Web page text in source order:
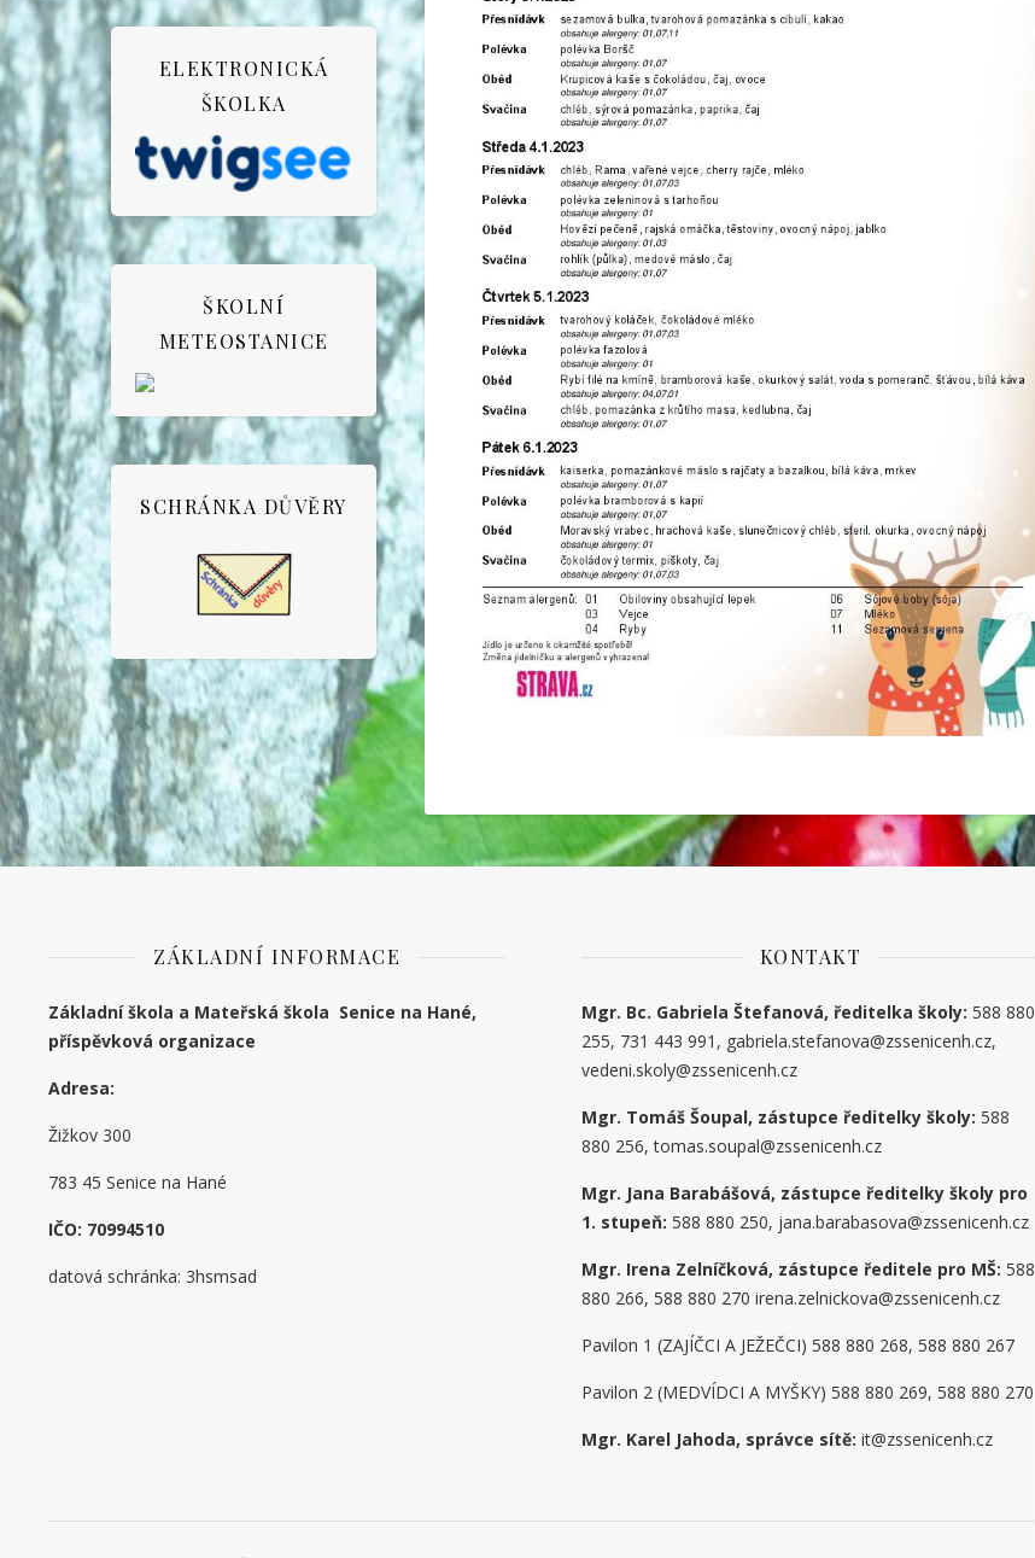
ELEKTRONICKÁ
ŠKOLKA
ŠKOLNÍ
METEOSTANICE
SCHRÁNKA DŮVĚRY
ZÁKLADNÍ INFORMACE
Základní škola a Mateřská škola Senice na Hané,
příspěvková organizace
Adresa:
Žižkov 300
783 45 Senice na Hané
IČO: 70994510
datová schránka: 3hsmsad
KONTAKT
Mgr. Bc. Gabriela Štefanová, ředitelka školy: 588 880
255, 731 443 991, gabriela.stefanova@zssenicenh.cz,
vedeni.skoly@zssenicenh.cz
Mgr. Tomáš Šoupal, zástupce ředitelky školy: 588
880 256, tomas.soupal@zssenicenh.cz
Mgr. Jana Barabášová, zástupce ředitelky školy pro
1. stupeň: 588 880 250, jana.barabasova@zssenicenh.cz
Mgr. Irena Zelníčková, zástupce ředitele pro MŠ:588
880 266, 588 880 270 irena.zelnickova@zssenicenh.cz
Pavilon 1 (ZAJÍČCI A JEŽEČCI) 588 880 268, 588 880 267
Pavilon 2 (MEDVÍDCI A MYŠKY) 588 880 269, 588 880 270
Mgr. Karel Jahoda, správce sítě: it@zssenicenh.cz